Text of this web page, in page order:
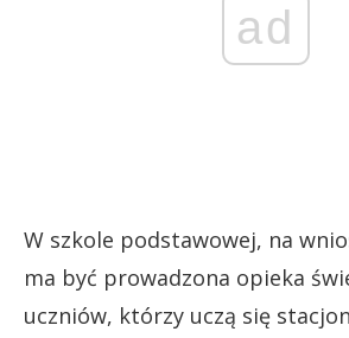
ad
W szkole podstawowej, na
ma być prowadzona opieka
uczniów, którzy uczą się